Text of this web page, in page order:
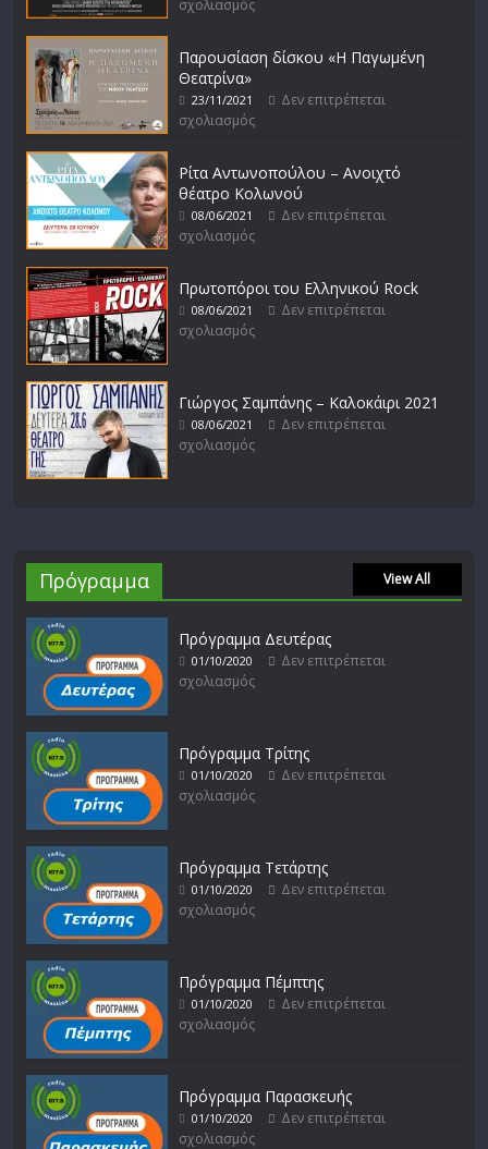
σχολιασμός
Παρουσίαση δίσκου «Η Παγωμένη
Θεατρίνα»
23/11/2021
Δεν επιτρέπεται
σχολιασμός
Ρίτα Αντωνοπούλου – Ανοιχτό
θέατρο Κολωνού
08/06/2021
Δεν επιτρέπεται
σχολιασμός
Πρωτοπόροι του Ελληνικού Rock
08/06/2021
Δεν επιτρέπεται
σχολιασμός
Γιώργος Σαμπάνης – Καλοκάιρι 2021
08/06/2021
Δεν επιτρέπεται
σχολιασμός
Πρόγραμμα View All
Πρόγραμμα Δευτέρας
01/10/2020
Δεν επιτρέπεται
σχολιασμός
Πρόγραμμα Τρίτης
01/10/2020
Δεν επιτρέπεται
σχολιασμός
Πρόγραμμα Τετάρτης
01/10/2020
Δεν επιτρέπεται
σχολιασμός
Πρόγραμμα Πέμπτης
01/10/2020
Δεν επιτρέπεται
σχολιασμός
Πρόγραμμα Παρασκευής
01/10/2020
Δεν επιτρέπεται
σχολιασμός